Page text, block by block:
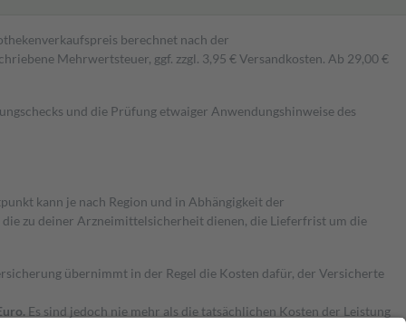
berechnet nach der
Mehrwertsteuer, ggf. zzgl. 3,95 € Versandkosten. Ab 29,00 €
und die Prüfung etwaiger Anwendungshinweise des
kann je nach Region und in Abhängigkeit der
zu deiner Arzneimittelsicherheit dienen, die Lieferfrist um die
übernimmt in der Regel die Kosten dafür, der Versicherte
Es sind jedoch nie mehr als die tatsächlichen Kosten der Leistung